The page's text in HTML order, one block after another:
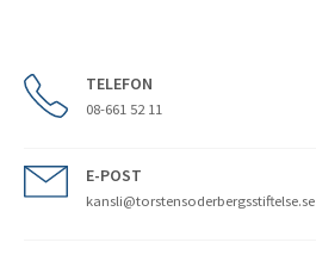
TELEFON
08-661 52 11
E-POST
kansli@torstensoderbergsstiftelse.se